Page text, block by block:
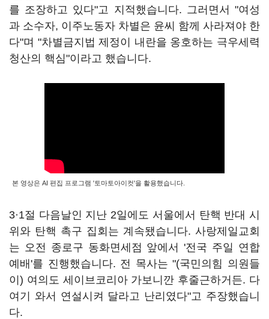
를 조장하고 있다"고 지적했습니다. 그러면서 "여성
과 소수자, 이주노동자 차별은 윤씨 함께 사라져야 한
다"며 "차별금지법 제정이 내란을 옹호하는 극우세력
청산의 핵심"이라고 했습니다.
본 영상은 AI 편집 프로그램 '토마토아이컷'을 활용했습니다.
3·1절 다음날인 지난 2일에도 서울에서 탄핵 반대 시
위와 탄핵 촉구 집회는 계속됐습니다. 사랑제일교회
는 오전 종로구 동화면세점 앞에서 '전국 주일 연합
예배'를 진행했습니다. 전 목사는 "(국민의힘 의원들
이) 여의도 세이브코리아 가보니깐 후줄근하거든. 다
여기 와서 연설시켜 달라고 난리였다"고 주장했습니
다.